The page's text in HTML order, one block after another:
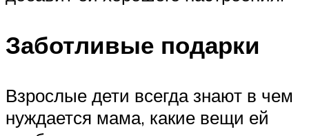
Заботливые подарки
Взрослые дети всегда знают в чем
нуждается мама, какие вещи ей